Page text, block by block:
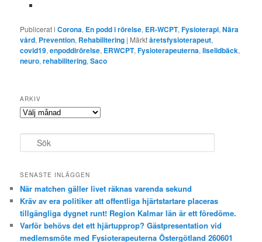
Publicerat i Corona, En podd i rörelse, ER-WCPT,Fysioterapi,Nära
vård, Prevention, Rehabilitering | Märktåretsfysioterapeut,
covid19,enpoddirörelse, ERWCPT,Fysioterapeuterna,liselidbäck,
neuro,rehabilitering,Saco
ARKIV
Arkiv
ö
SENASTE INLÄGGEN
När matchen gäller livet räknas varenda sekund
Kräv av era politiker att offentliga hjärtstartare placeras
tillgängliga dygnet runt! Region Kalmar län är ett föredöme.
Varför behövs det ett hjärtupprop? Gästpresentation vid
medlemsmöte med Fysioterapeuterna Östergötland 260601